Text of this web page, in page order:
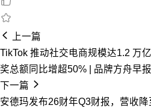
上一篇
TikTok 推动社交电商规模达1.2 万
奖总额同比增超50% | 品牌方舟早报
下一篇
安德玛发布26财年Q3财报，营收